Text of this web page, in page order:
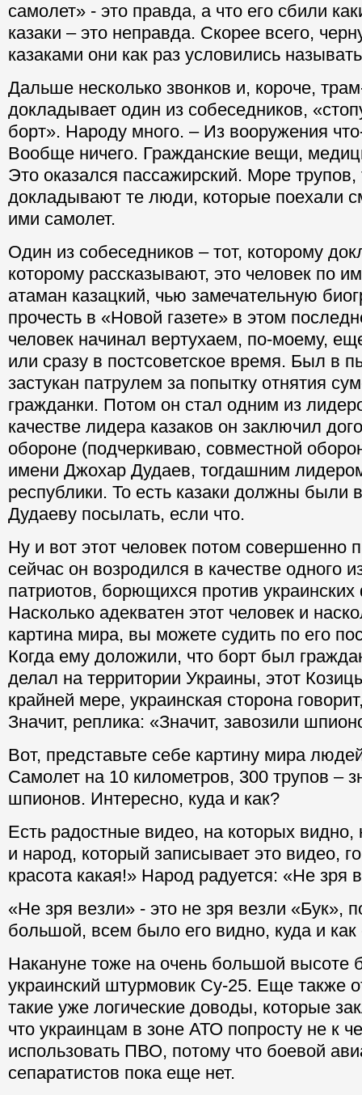
самолет» - это правда, а что его сбили
казаки – это неправда. Скорее всего,
казаками они как раз условились
Дальше несколько звонков и, короче,
докладывает один из собеседников,
борт». Народу много. – Из вооружения
Вообще ничего. Гражданские вещи,
Это оказался пассажирский. Море трупов,
докладывают те люди, которые поехали
ими самолет.
Один из собеседников – тот, которому
которому рассказывают, это человек по
атаман казацкий, чью замечательную
прочесть в «Новой газете» в этом
человек начинал вертухаем, по-моему,
или сразу в постсоветское время. Был в
застукан патрулем за попытку отнятия
гражданки. Потом он стал одним из
качестве лидера казаков он заключил
обороне (подчеркиваю, совместной
имени Джохар Дудаев, тогдашним
республики. То есть казаки должны были
Дудаеву посылать, если что.
Ну и вот этот человек потом совершенно
сейчас он возродился в качестве одного
патриотов, борющихся против
Насколько адекватен этот человек и
картина мира, вы можете судить по его
Когда ему доложили, что борт был
делал на территории Украины, этот
крайней мере, украинская сторона
Значит, реплика: «Значит, завозили
Вот, представьте себе картину мира
Самолет на 10 километров, 300 трупов –
шпионов. Интересно, куда и как?
Есть радостные видео, на которых видно,
и народ, который записывает это видео,
красота какая!» Народ радуется: «Не зря
«Не зря везли» - это не зря везли «Бук»,
большой, всем было его видно, куда и как
Накануне тоже на очень большой высоте
украинский штурмовик Су-25. Еще также
такие уже логические доводы, которые
что украинцам в зоне АТО попросту не к
использовать ПВО, потому что боевой
сепаратистов пока еще нет.